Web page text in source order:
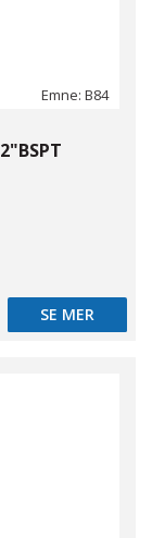
Emne: B84
SE MER
SE MER